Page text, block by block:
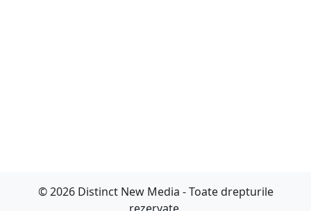
© 2026 Distinct New Media - Toate drepturile